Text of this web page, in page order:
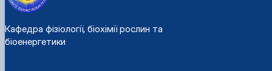
Кафедра фізіології, біохімії рослин та
біоенергетики